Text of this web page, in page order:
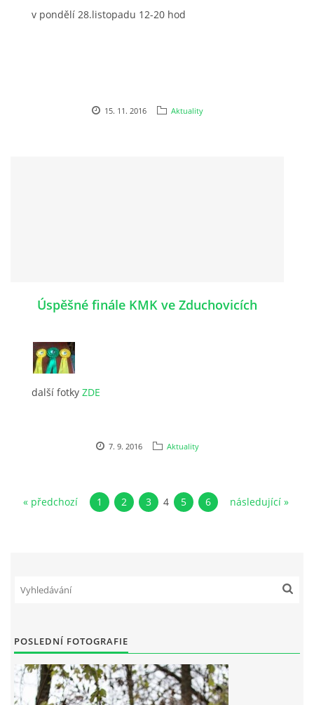
v pondělí 28.listopadu 12-20 hod
15. 11. 2016 Aktuality
Úspěšné finále KMK ve Zduchovicích
další fotky ZDE
7. 9. 2016 Aktuality
« předchozí 1 2 3 4 5 6 následující »
POSLEDNÍ FOTOGRAFIE